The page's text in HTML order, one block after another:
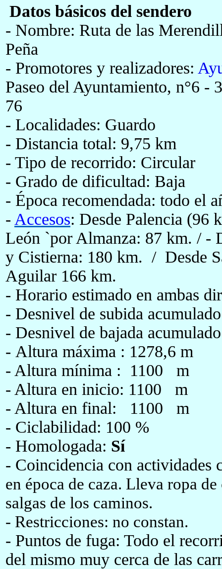
Datos básicos del sendero
- Nombre: Ruta de las
Peña
- Promotores y realizadores:
Paseo del Ayuntamiento, n°6 -
76
- Localidades: Guardo
- Distancia total: 9,75 km
- Tipo de recorrido: Circular
- Grado de dificultad: Baja
- Época recomendada: todo el
- Accesos: Desde Palencia (96
León `por Almanza: 87 km. / -
y Cistierna: 180 km. / Desde
Aguilar 166 km.
- Horario estimado en ambas
- Desnivel de subida
- Desnivel de bajada
- Altura máxima : 1278,6 m
- Altura mínima : 1100 m
- Altura en inicio: 1100 m
- Altura en final: 1100 m
- Ciclabilidad: 100 %
- Homologada: Sí
- Coincidencia con actividades
en época de caza. Lleva ropa
salgas de los caminos.
- Restricciones: no constan.
- Puntos de fuga: Todo el
del mismo muy cerca de las